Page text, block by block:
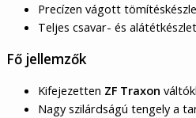
Precízen vágott
Teljes csavar- és
Fő jellemzők
Kifejezetten ZF Traxon
Nagy szilárdságú tengely a